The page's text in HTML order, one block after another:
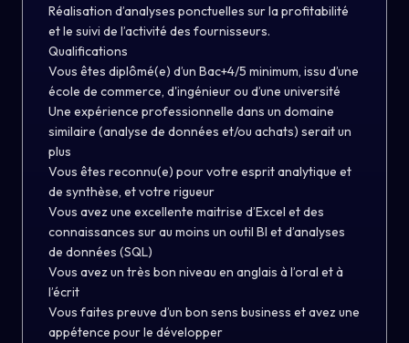
Réalisation d’analyses ponctuelles sur la profitabilité
et le suivi de l’activité des fournisseurs.
Qualifications
Vous êtes diplômé(e) d’un Bac+4/5 minimum, issu d’une
école de commerce, d'ingénieur ou d’une université
Une expérience professionnelle dans un domaine
similaire (analyse de données et/ou achats) serait un
plus
Vous êtes reconnu(e) pour votre esprit analytique et
de synthèse, et votre rigueur
Vous avez une excellente maitrise d’Excel et des
connaissances sur au moins un outil BI et d’analyses
de données (SQL)
Vous avez un très bon niveau en anglais à l’oral et à
l’écrit
Vous faites preuve d’un bon sens business et avez une
appétence pour le développer